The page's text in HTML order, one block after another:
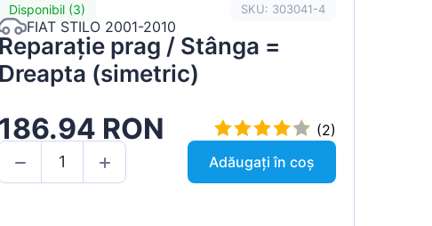
Disponibil (3) SKU: 303041-4
FIAT STILO 2001-2010
Reparație prag / Stânga =
Dreapta (simetric)
186.94 RON
(2)
Adăugați în coș